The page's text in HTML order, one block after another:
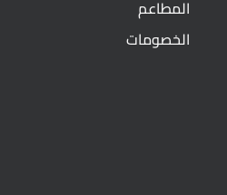
المطاعم
الخصومات